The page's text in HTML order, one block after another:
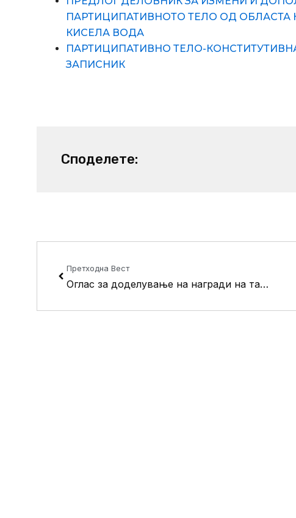
ПАРТИЦИПАТИВНОТО ТЕЛО ОД
КИСЕЛА ВОДА
ПАРТИЦИПАТИВНО ТЕЛО-
ЗАПИСНИК
Споделете:
Претходна Вест
Оглас за доделување на награди на таленти, таленти -спортисти, просветни работници